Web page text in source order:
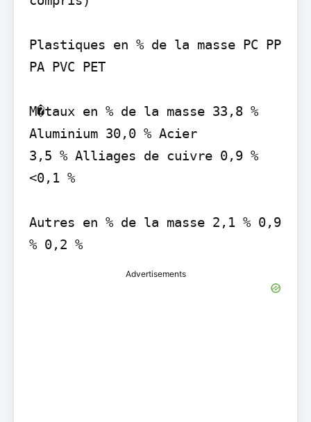
Plastiques en % de la masse PC PP
PA PVC PET
M�taux en % de la masse 33,8 %
Aluminium 30,0 % Acier
3,5 % Alliages de cuivre 0,9 %
<0,1 %
Autres en % de la masse 2,1 % 0,9
% 0,2 %
Advertisements